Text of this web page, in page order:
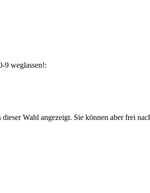
9 weglassen!:
Wahl angezeigt. Sie können aber frei